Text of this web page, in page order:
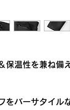
保温性を兼ね備
をバーサタイル